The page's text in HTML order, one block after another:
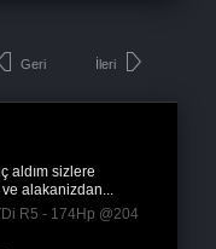
Geri
Uygulamınız çok beğendim
ediyorum
Audi A4 2.0 TDI - 143Hp @185
İleri